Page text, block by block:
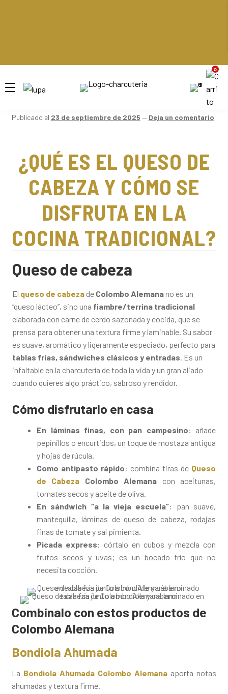
0
Publicado el 23 de septiembre de 2025 — Deja un comentario
¿QUÉ ES EL QUESO DE
CABEZA Y CÓMO SE
DISFRUTA EN LA
COCINA TRADICIONAL?
Queso de cabeza
El queso de cabeza de Colombo Alemana no es un
“queso lácteo”, sino una fiambre/terrina tradicional
elaborada con carne de cerdo sazonada y cocida, que se
prensa para obtener una textura firme y laminable. Su sabor
es suave, aromático y ligeramente especiado, perfecto para
tablas frías, sándwiches clásicos y entradas. Es un
infaltable en la charcutería de toda la vida y un gran aliado
cuando quieres algo práctico, sabroso y rendidor.
Cómo disfrutarlo en casa
En láminas finas, con pan campesino: añade
pepinillos o encurtidos, un toque de mostaza antigua
y hojas de rúcula.
Como antipasto rápido: combina tiras de Queso
de Cabeza Colombo Alemana con aceitunas,
tomates secos y aceite de oliva.
En sándwich “a la vieja escuela”: pan suave,
mantequilla, láminas de queso de cabeza, rodajas
finas de tomate y sal pimienta.
Picada express: córtalo en cubos y mezcla con
frutos secos y uvas; es un bocado frío que no
necesita cocción.
Combínalo con estos productos de
Colombo Alemana
Bondiola Ahumada
La Bondiola Ahumada Colombo Alemana aporta notas
ahumadas y textura firme.